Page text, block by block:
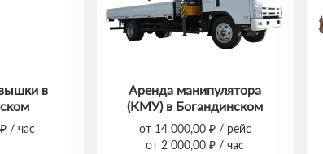
в
/ час
Аренда манипулятора
(КМУ) в Богандинском
от 14 000,00 ₽ / рейс
от 2 000,00 ₽ / час